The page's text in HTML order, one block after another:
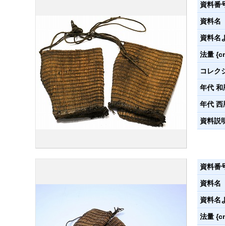
資料番
資料名
資料名
法量
コレク
年代 和
年代 西
資料説
資料番
資料名
資料名
法量